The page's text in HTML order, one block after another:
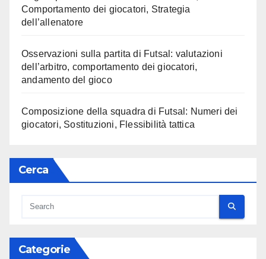
Comportamento dei giocatori, Strategia
dell’allenatore
Osservazioni sulla partita di Futsal: valutazioni
dell’arbitro, comportamento dei giocatori,
andamento del gioco
Composizione della squadra di Futsal: Numeri dei
giocatori, Sostituzioni, Flessibilità tattica
Cerca
Categorie